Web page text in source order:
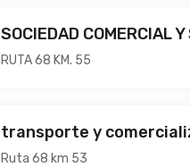
SOCIEDAD COMERCIAL
RUTA 68 KM. 55
transporte y
Ruta 68 km 53